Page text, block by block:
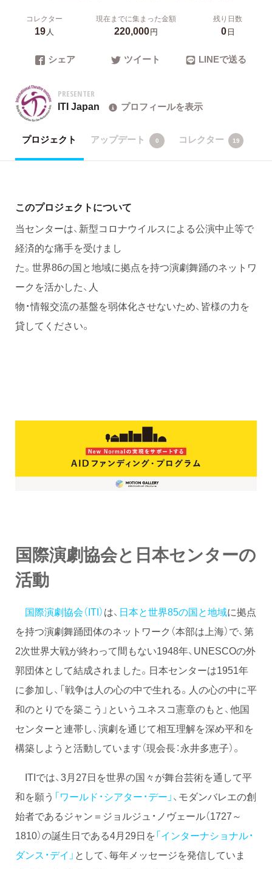
コレクター
19人
現在までに集まった金額
220,000円
残り日数
0日
シェア ツイート LINEで送る
PRESENTER
ITI Japan プロフィールを表示
プロジェクト アップデート 0 コレクター 19
このプロジェクトについて
当センターは、新型コロナウイルスによる公演中止等で
経済的な痛手を受けまし
た。世界86の国と地域に拠点を持つ演劇舞踊のネットワ
ークを活かした、人
物・情報交流の基盤を弱体化させないため、皆様の力を
貸してください。
国際演劇協会と日本センターの
活動
国際演劇協会（ITI）は、 日本と世界85の国と地域に拠点
を持つ演劇舞踊団体のネットワーク（本部は上海）で、第
2次世界大戦が終わって間もない1948年、UNESCOの外
郭団体として結成されました。日本センターは1951年
に参加し、「戦争は人の心の中で生れる。人の心の中に平
和のとりでを築こう」というユネスコ憲章のもと、他国
センターと連帯し、演劇を通じて相互理解を深め平和を
構築しようと活動しています（現会長：永井多恵子）。
ITIでは、3月27日を世界の国々が舞台芸術を通して平
和を願う 「ワールド・シアター・デー」、モダンバレエの創
始者であるジャン＝ジョルジュ・ノヴェール（1727～
1810）の誕生日である4月29日を「インターナショナル・
ダンス・デイ」 として、毎年メッセージを発信していま